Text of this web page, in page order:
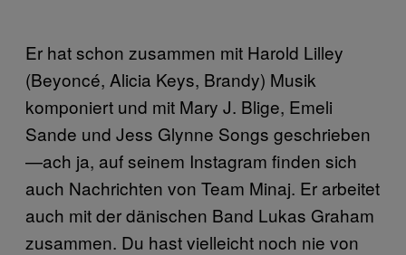
Er hat schon zusammen mit Harold Lilley
(Beyoncé, Alicia Keys, Brandy) Musik
komponiert und mit Mary J. Blige, Emeli
Sande und Jess Glynne Songs geschrieben
—ach ja, auf seinem Instagram finden sich
auch Nachrichten von Team Minaj. Er arbeitet
auch mit der dänischen Band Lukas Graham
zusammen. Du hast vielleicht noch nie von